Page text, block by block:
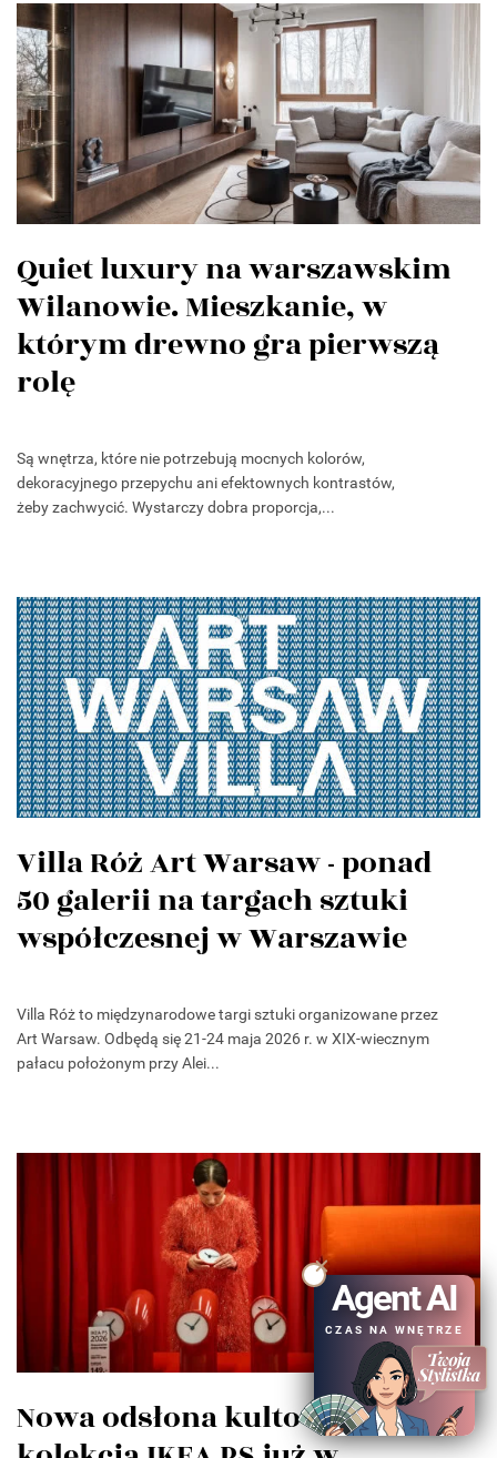
Quiet luxury na warszawskim
Wilanowie. Mieszkanie, w
którym drewno gra pierwszą
rolę
Są wnętrza, które nie potrzebują mocnych kolorów,
dekoracyjnego przepychu ani efektownych kontrastów,
żeby zachwycić. Wystarczy dobra proporcja,...
Villa Róż Art Warsaw - ponad
50 galerii na targach sztuki
współczesnej w Warszawie
Villa Róż to międzynarodowe targi sztuki organizowane przez
Art Warsaw. Odbędą się 21-24 maja 2026 r. w XIX-wiecznym
pałacu położonym przy Alei...
Nowa odsłona kultowej
Agent AI
CZAS NA WNĘTRZE